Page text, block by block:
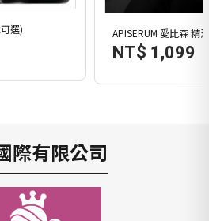
選)
NT$ 1,099
際有限公司